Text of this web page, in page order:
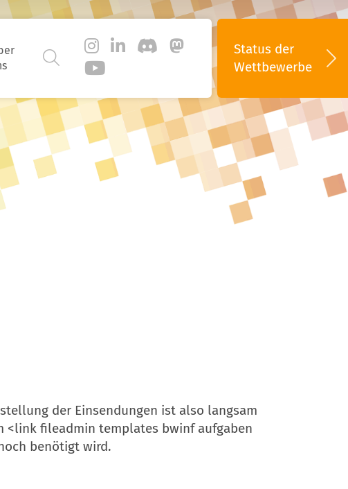
Status der
Wettbewerbe
der Einsendungen ist also langsam
<link fileadmin templates bwinf aufgaben
benötigt wird.